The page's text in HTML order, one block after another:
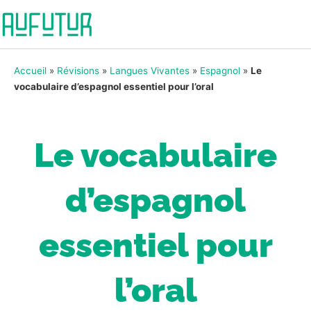
Accueil » Révisions » Langues Vivantes » Espagnol » Le
vocabulaire d’espagnol essentiel pour l’oral
Le vocabulaire
d’espagnol
essentiel pour
l’oral